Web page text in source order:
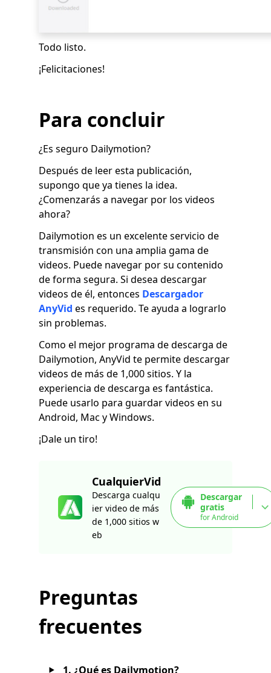
Todo listo.
¡Felicitaciones!
Para concluir
¿Es seguro Dailymotion?
Después de leer esta publicación,
supongo que ya tienes la idea.
¿Comenzarás a navegar por los videos
ahora?
Dailymotion es un excelente servicio de
transmisión con una amplia gama de
videos. Puede navegar por su contenido
de forma segura. Si desea descargar
videos de él, entonces Descargador
AnyVid es requerido. Te ayuda a lograrlo
sin problemas.
Como el mejor programa de descarga de
Dailymotion, AnyVid te permite descargar
videos de más de 1,000 sitios. Y la
experiencia de descarga es fantástica.
Puede usarlo para guardar videos en su
Android, Mac y Windows.
¡Dale un tiro!
CualquierVid
Descarga cualqu
ier video de más
de 1,000 sitios w
eb
Descargar
gratis
for Android
Preguntas
frecuentes
1. ¿Qué es Dailymotion?